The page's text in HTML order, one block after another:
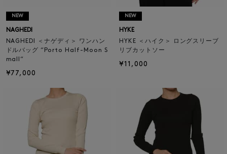
NEW
NAGHEDI
NAGHEDI ＜ナゲディ＞ ワンハン
ドルバッグ “Porto Half-Moon S
mall“
¥77,000
NEW
HYKE
HYKE ＜ハイク＞ ロングスリーブ
リブカットソー
¥11,000